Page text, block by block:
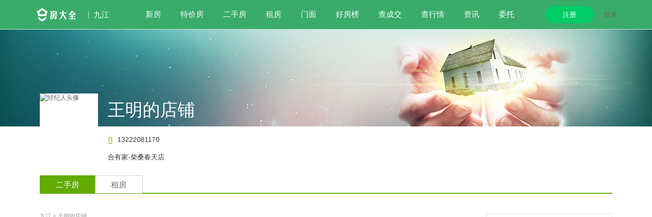
九江 新房 特价房 二手房 租房 门面 好房榜 查成交 查行情 资讯 委托 注册 登录
王明的店铺
 13222081170
合有家-柴桑春天店
二手房 租房